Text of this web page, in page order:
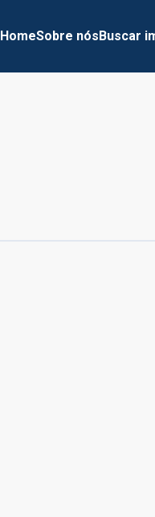
HomeSobre nósBuscar